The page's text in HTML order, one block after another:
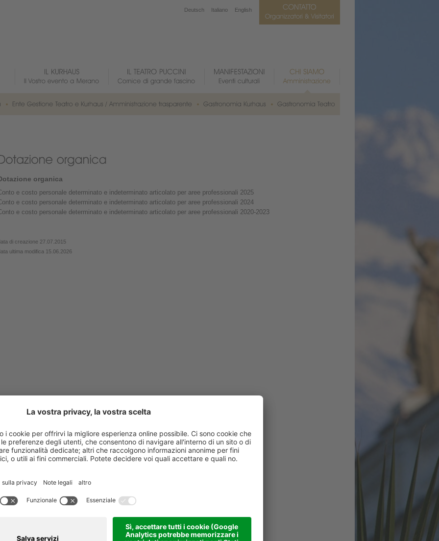
organica
e costo personale determinato e indeterminato articolato per aree professionali 2025
e costo personale determinato e indeterminato articolato per aree professionali 2024
e costo personale determinato e indeterminato articolato per aree professionali 2020-2023
di creazione 27.07.2015
ultima modifica 15.06.2026
Deutsch Italiano English